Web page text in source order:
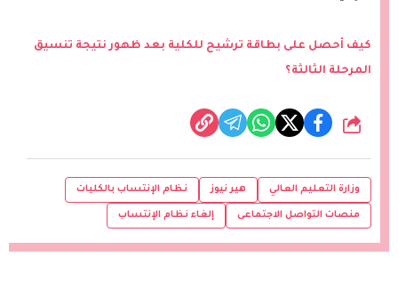
كيف أحصل على بطاقة ترشيح للكلية بعد ظهور نتيجة تنسيق
المرحلة الثالثة؟
شارك
وزارة التعليم العالي هير نيوز نظام الإنتساب بالكليات
منصات التواصل الاجتماعى إلغاء نظام الإنتساب